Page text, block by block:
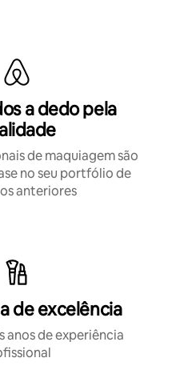
a dedo pela
de maquiagem são
no seu portfólio de
anteriores
de excelência
anos de experiência